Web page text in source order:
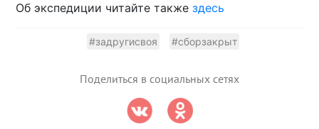
Об экспедиции читайте такжездесь
#задругисвоя #сборзакрыт
Поделиться в социальных сетях